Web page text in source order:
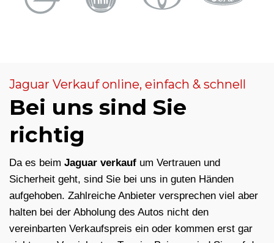
Jaguar Verkauf online, einfach & schnell
Bei uns sind Sie
richtig
Da es beim Jaguar verkauf um Vertrauen und
Sicherheit geht, sind Sie bei uns in guten Händen
aufgehoben. Zahlreiche Anbieter versprechen viel aber
halten bei der Abholung des Autos nicht den
vereinbarten Verkaufspreis ein oder kommen erst gar